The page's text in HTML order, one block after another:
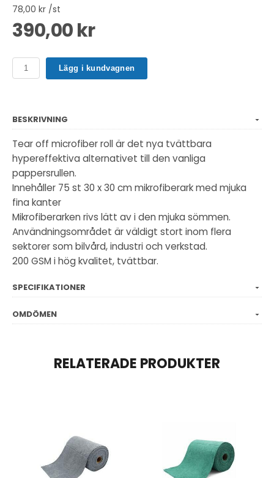
78,00 kr /st
390,00 kr
Lägg i kundvagnen
BESKRIVNING
Tear off microfiber roll är det nya tvättbara
hypereffektiva alternativet till den vanliga
pappersrullen.
Innehåller 75 st 30 x 30 cm mikrofiberark med mjuka
fina kanter
Mikrofiberarken rivs lätt av i den mjuka sömmen.
Användningsområdet är väldigt stort inom flera
sektorer som bilvård, industri och verkstad.
200 GSM i hög kvalitet, tvättbar.
SPECIFIKATIONER
OMDÖMEN
RELATERADE PRODUKTER